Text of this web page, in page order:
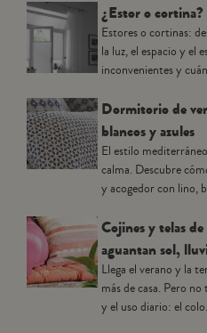
¿Estor o cortina?
Estores o cortinas:
la luz, el espacio y el
inconvenientes y
Dormitorio de
blancos y azules
El estilo
calma. Descubre
y acogedor con lino,
Cojines y telas
aguantan sol,
Llega el verano y la
más de casa. Pero
y el uso diario: el